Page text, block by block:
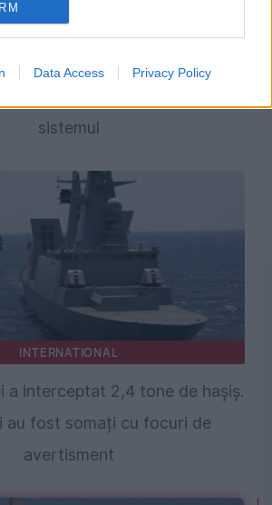
Data Access Privacy Policy
INTERNATIONAL
de inteligența artificială la
sistemul
INTERNATIONAL
a interceptat 2,4 tone de hașiș.
au fost somați cu focuri de
avertisment